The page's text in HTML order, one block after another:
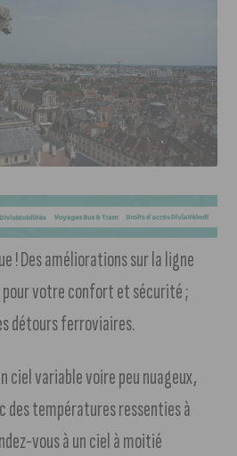
! Des améliorations sur la ligne
pour votre confort et sécurité ;
détours ferroviaires.
ciel variable voire peu nuageux,
des températures ressenties à
vous à un ciel à moitié